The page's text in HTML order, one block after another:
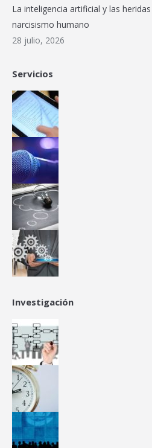
La inteligencia artificial y las
narcisismo humano
28 julio, 2026
Servicios
Investigación